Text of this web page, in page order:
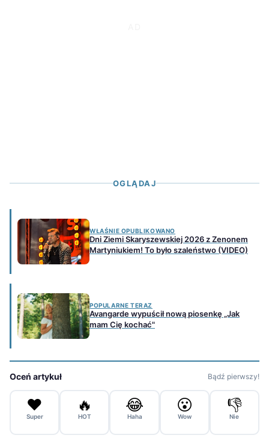
OGLĄDAJ
WŁAŚNIE OPUBLIKOWANO
Dni Ziemi Skaryszewskiej 2026 z Zenonem
Martyniukiem! To było szaleństwo (VIDEO)
POPULARNE TERAZ
Avangarde wypuścił nową piosenkę „Jak
mam Cię kochać"
Oceń artykuł Bądź pierwszy!
❤️
Super
🔥
HOT
😂
Haha
😮
Wow
👎
Nie